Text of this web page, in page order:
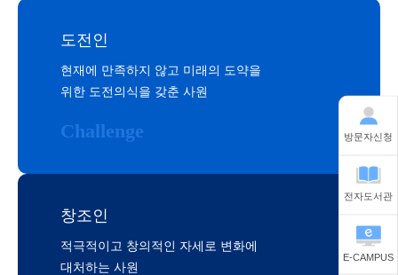
방문자신청
전자도서관
E-CAMPUS
도전인
현재에 만족하지 않고 미래의 도약을
위한 도전의식을 갖춘 사원
Challenge
창조인
적극적이고 창의적인 자세로 변화에
대처하는 사원